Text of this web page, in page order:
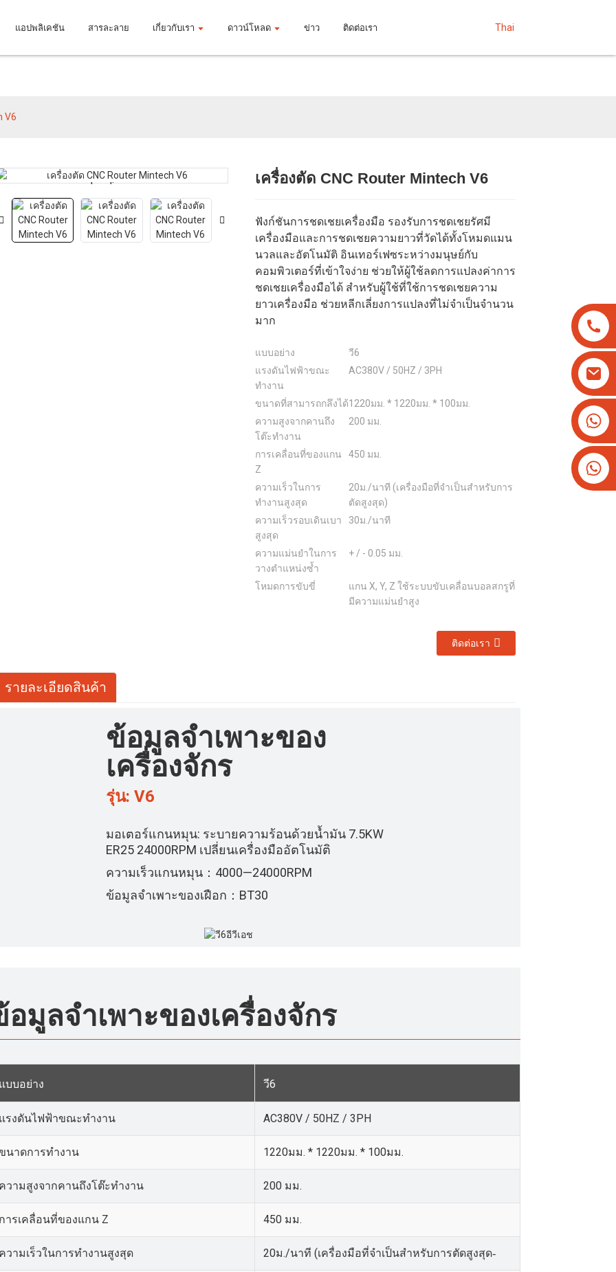
แอปพลิเคชัน สารละลาย เกี่ยวกับเรา ดาวน์โหลด ข่าว ติดต่อเรา Thai
สินค้า
V6
Loading...
Loading... Loading...
Loading...
เครื่องตัด CNC Router Mintech V6
ฟังก์ชันการชดเชยเครื่องมือ รองรับการชดเชยรัศมี
เครื่องมือและการชดเชยความยาวที่วัดได้ทั้งโหมดแมน
นวลและอัตโนมัติ อินเทอร์เฟซระหว่างมนุษย์กับ
คอมพิวเตอร์ที่เข้าใจง่าย ช่วยให้ผู้ใช้ลดการแปลงค่าการ
ชดเชยเครื่องมือได้ สำหรับผู้ใช้ที่ใช้การชดเชยความ
ยาวเครื่องมือ ช่วยหลีกเลี่ยงการแปลงที่ไม่จำเป็นจำนวน
มาก
แบบอย่าง
วี6
แรงดันไฟฟ้าขณะ
ทำงาน
AC380V / 50HZ / 3PH
ขนาดที่สามารถกลึงได้1220มม. * 1220มม. * 100มม.
ความสูงจากคานถึง
โต๊ะทำงาน
200 มม.
การเคลื่อนที่ของแกน
Z
450 มม.
ความเร็วในการ
ทำงานสูงสุด
20ม./นาที (เครื่องมือที่จำเป็นสำหรับการ
ตัดสูงสุด)
ความเร็วรอบเดินเบา
สูงสุด
30ม./นาที
ความแม่นยำในการ
วางตำแหน่งซ้ำ
+ / - 0.05 มม.
โหมดการขับขี่
แกน X, Y, Z ใช้ระบบขับเคลื่อนบอลสกรูที่
มีความแม่นยำสูง
ติดต่อเรา
รายละเอียดสินค้า
ข้อมูลจำเพาะของ
เครื่องจักร
รุ่น: V6
มอเตอร์แกนหมุน: ระบายความร้อนด้วยน้ำมัน 7.5KW
ER25 24000RPM เปลี่ยนเครื่องมืออัตโนมัติ
ความเร็วแกนหมุน：4000—24000RPM
ข้อมูลจำเพาะของเฝือก：BT30
มูลจำเพาะของเครื่องจักร
บบอย่าง วี6
รงดันไฟฟ้าขณะทำงาน AC380V / 50HZ / 3PH
นาดการทำงาน 1220มม. * 1220มม. * 100มม.
วามสูงจากคานถึงโต๊ะทำงาน 200 มม.
ารเคลื่อนที่ของแกน Z 450 มม.
วามเร็วในการทำงานสูงสุด 20ม./นาที (เครื่องมือที่จำเป็นสำหรับการตัดสูงสุด-